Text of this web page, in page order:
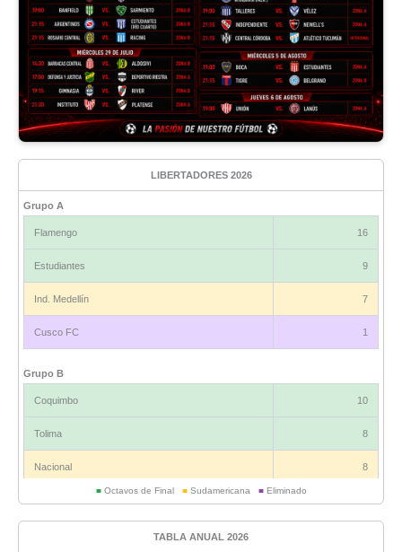
LIBERTADORES 2026
Grupo A
Flamengo 16
Estudiantes 9
Ind. Medellín 7
Cusco FC 1
Grupo B
Coquimbo 10
Tolima 8
Nacional 8
■Octavos de Final ■Sudamericana ■Eliminado
TABLA ANUAL 2026